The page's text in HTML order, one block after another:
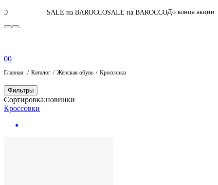
SALE на BAROCCO SALE на BAROCCO До конца акции06:16:08:21
00
Главная Каталог Женская обувь Кроссовки
Фильтры
Сортировка:новинки
Кроссовки